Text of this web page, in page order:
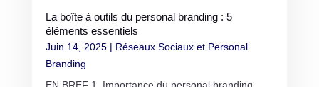
La boîte à outils du personal branding : 5
éléments essentiels
Juin 14, 2025| Réseaux Sociaux et Personal
Branding